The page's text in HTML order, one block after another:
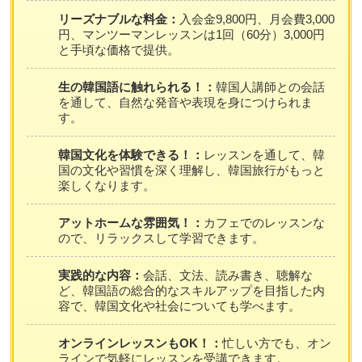
リーズナブルな料金： 入会金9,800円、月会費3,000
円、マンツーマンレッスンは1回（60分）3,000円
と手頃な価格で提供。
生の韓国語に触れられる！：韓国人講師との会話
を通して、自然な発音や表現を身につけられま
す。
韓国文化を体験できる！： レッスンを通して、韓
国の文化や習慣を深く理解し、韓国旅行がもっと
楽しくなります。
アットホームな雰囲気！： カフェでのレッスンな
ので、リラックスして学習できます。
実践的な内容：会話、文法、読み書き、聴解な
ど、韓国語の総合的なスキルアップを目指した内
容で、韓国文化や社会についても学べます。
オンラインレッスンもOK！：忙しい方でも、オン
ラインで気軽にレッスンを受講できます。